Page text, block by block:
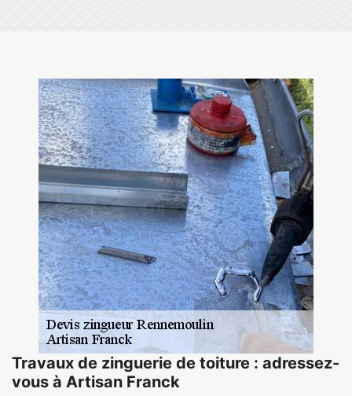
Travaux de zinguerie de toiture : adressez-
vous à Artisan Franck